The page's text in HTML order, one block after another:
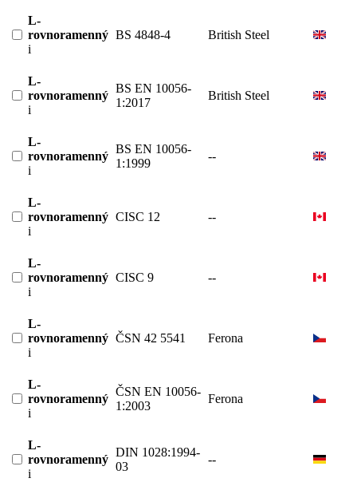
L-
rovnoramenný
i
BS 4848-4 British Steel
L-
rovnoramenný
i
BS EN 10056-
1:2017
British Steel
L-
rovnoramenný
i
BS EN 10056-
1:1999
--
L-
rovnoramenný
i
CISC 12 --
L-
rovnoramenný
i
CISC 9 --
L-
rovnoramenný
i
ČSN 42 5541 Ferona
L-
rovnoramenný
i
ČSN EN 10056-
1:2003
Ferona
L-
rovnoramenný
i
DIN 1028:1994-
03
--